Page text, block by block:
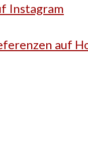
Instagram
auf